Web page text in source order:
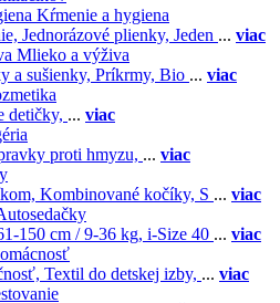
Kŕmenie a hygiena
Jednorázové plienky, Jeden ... viac
Mlieko a výživa
a sušienky, Príkrmy, Bio ... viac
detičky, ... viac
proti hmyzu, ... viac
Kombinované kočíky, S ... viac
150 cm / 9-36 kg, i-Size 40 ... viac
Textil do detskej izby, ... viac